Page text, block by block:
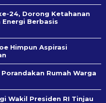
24, Dorong Ketahanan
Berbasis
Himpun Aspirasi
Rumah Warga
Wakil Presiden RI Tinjau